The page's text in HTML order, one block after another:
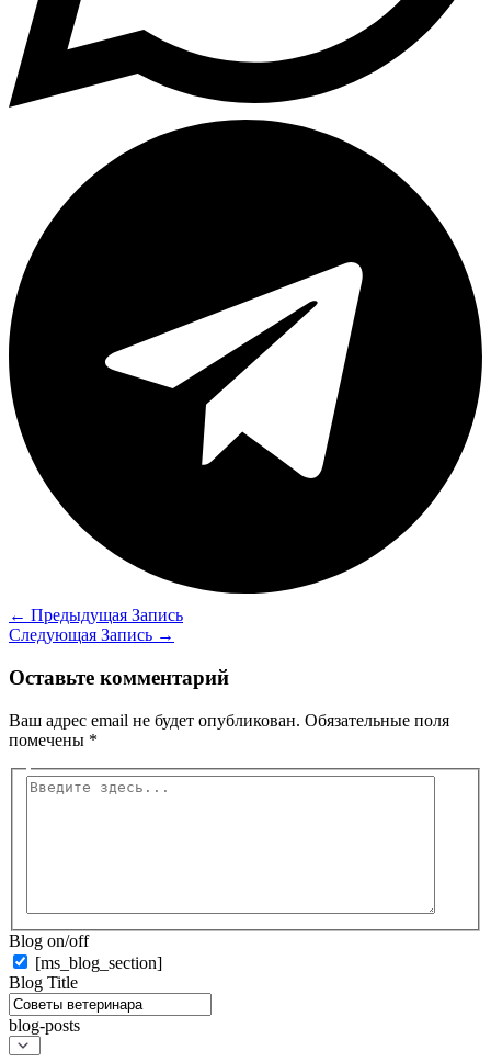
← Предыдущая Запись
Следующая Запись →
Оставьте комментарий
Ваш адрес email не будет опубликован. Обязательные поля
помечены *
Введите
Blog on/off
[ms_blog_section]
Blog Title
blog-posts